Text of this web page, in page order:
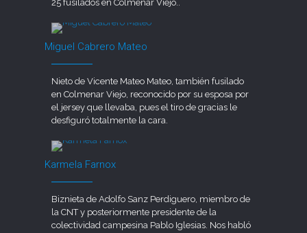
25 fusilados en Colmenar Viejo..
Miguel Cabrero Mateo
Nieto de Vicente Mateo Mateo, también fusilado
en Colmenar Viejo, reconocido por su esposa por
el jersey que llevaba, pues el tiro de gracias le
desfiguró totalmente la cara.
Karmela Farnox
Biznieta de Adolfo Sanz Perdiguero, miembro de
la CNT y posteriormente presidente de la
colectividad campesina Pablo Iglesias. Nos habló